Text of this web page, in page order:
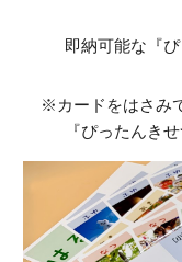
即納可能な 『
※カードをはさみ
『ぴったんき